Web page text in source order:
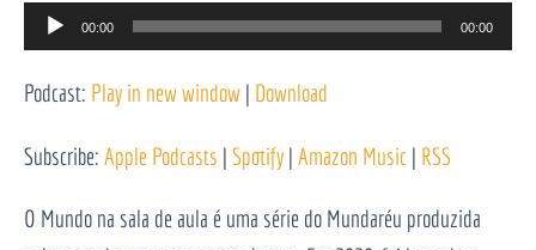
Reprodutor
de
áudio
00:00 00:00
Podcast: Play in new window | Download
Subscribe: Apple Podcasts | Spotify | Amazon Music | RSS
O Mundo na sala de aula é uma série do Mundaréu produzida